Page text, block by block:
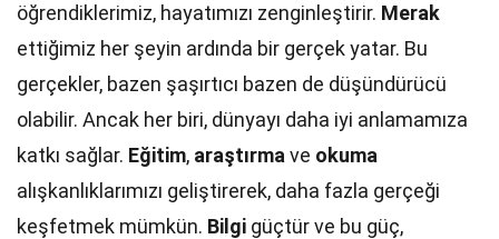
öğrendiklerimiz, hayatımızı zenginleştirir. Merak
ettiğimiz her şeyin ardında bir gerçek yatar. Bu
gerçekler, bazen şaşırtıcı bazen de düşündürücü
olabilir. Ancak her biri, dünyayı daha iyi anlamamıza
katkı sağlar. Eğitim, araştırma ve okuma
alışkanlıklarımızı geliştirerek, daha fazla gerçeği
keşfetmek mümkün. Bilgi güçtür ve bu güç,